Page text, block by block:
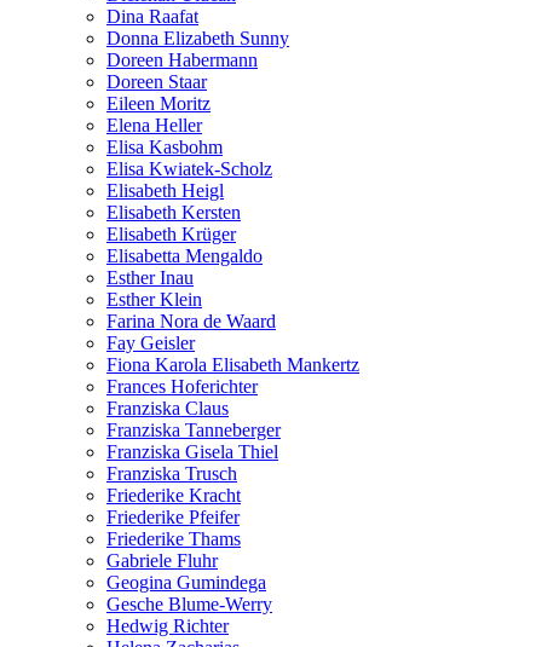
Dina Raafat
Donna Elizabeth Sunny
Doreen Habermann
Doreen Staar
Eileen Moritz
Elena Heller
Elisa Kasbohm
Elisa Kwiatek-Scholz
Elisabeth Heigl
Elisabeth Kersten
Elisabeth Krüger
Elisabetta Mengaldo
Esther Inau
Esther Klein
Farina Nora de Waard
Fay Geisler
Fiona Karola Elisabeth Mankertz
Frances Hoferichter
Franziska Claus
Franziska Tanneberger
Franziska Gisela Thiel
Franziska Trusch
Friederike Kracht
Friederike Pfeifer
Friederike Thams
Gabriele Fluhr
Geogina Gumindega
Gesche Blume-Werry
Hedwig Richter